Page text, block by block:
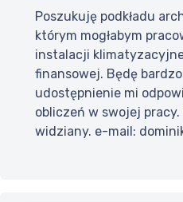
Poszukuję podkładu
którym mogłabym
instalacji
finansowej. Będę
udostępnienie mi
obliczeń w swojej
widziany. e-mail: